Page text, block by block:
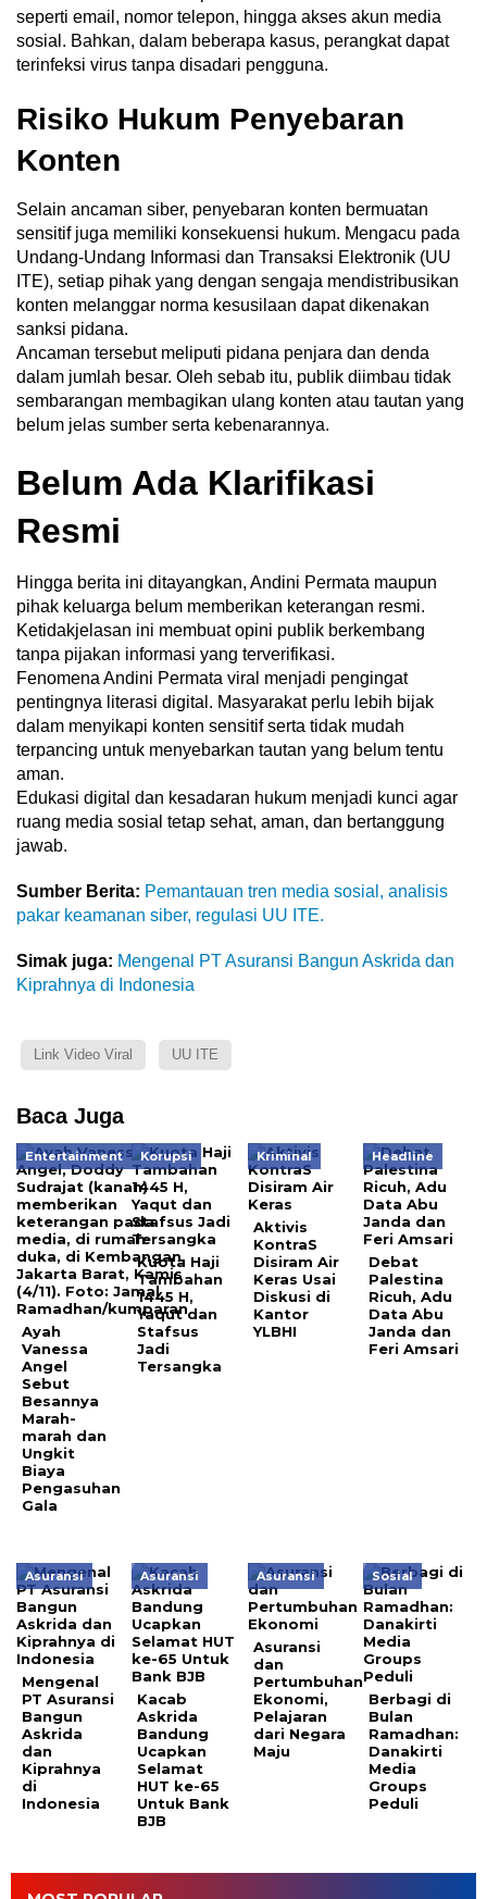
seperti email, nomor telepon, hingga akses akun media
sosial. Bahkan, dalam beberapa kasus, perangkat dapat
terinfeksi virus tanpa disadari pengguna.
Risiko Hukum Penyebaran
Konten
Selain ancaman siber, penyebaran konten bermuatan
sensitif juga memiliki konsekuensi hukum. Mengacu pada
Undang-Undang Informasi dan Transaksi Elektronik (UU
ITE), setiap pihak yang dengan sengaja mendistribusikan
konten melanggar norma kesusilaan dapat dikenakan
sanksi pidana.
Ancaman tersebut meliputi pidana penjara dan denda
dalam jumlah besar. Oleh sebab itu, publik diimbau tidak
sembarangan membagikan ulang konten atau tautan yang
belum jelas sumber serta kebenarannya.
Belum Ada Klarifikasi
Resmi
Hingga berita ini ditayangkan, Andini Permata maupun
pihak keluarga belum memberikan keterangan resmi.
Ketidakjelasan ini membuat opini publik berkembang
tanpa pijakan informasi yang terverifikasi.
Fenomena Andini Permata viral menjadi pengingat
pentingnya literasi digital. Masyarakat perlu lebih bijak
dalam menyikapi konten sensitif serta tidak mudah
terpancing untuk menyebarkan tautan yang belum tentu
aman.
Edukasi digital dan kesadaran hukum menjadi kunci agar
ruang media sosial tetap sehat, aman, dan bertanggung
jawab.
Sumber Berita: Pemantauan tren media sosial, analisis
pakar keamanan siber, regulasi UU ITE.
Simak juga: Mengenal PT Asuransi Bangun Askrida dan
Kiprahnya di Indonesia
Link Video Viral UU ITE
Baca Juga
Entertainment
Ayah
Vanessa
Angel
Sebut
Besannya
Marah-
marah dan
Ungkit
Biaya
Pengasuhan
Gala
Korupsi
Kuota Haji
Tambahan
1445 H,
Yaqut dan
Stafsus
Jadi
Tersangka
Kriminal
Aktivis
KontraS
Disiram Air
Keras Usai
Diskusi di
Kantor
YLBHI
Headline
Debat
Palestina
Ricuh, Adu
Data Abu
Janda dan
Feri Amsari
Asuransi
Mengenal
PT Asuransi
Bangun
Askrida
dan
Kiprahnya
di
Indonesia
Asuransi
Kacab
Askrida
Bandung
Ucapkan
Selamat
HUT ke-65
Untuk Bank
BJB
Asuransi
Asuransi
dan
Pertumbuhan
Ekonomi,
Pelajaran
dari Negara
Maju
Sosial
Berbagi di
Bulan
Ramadhan:
Danakirti
Media
Groups
Peduli